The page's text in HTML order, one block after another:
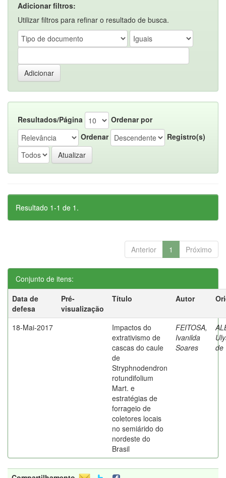
Adicionar filtros:
Utilizar filtros para refinar o resultado de busca.
Resultados/Página
Ordenar por
Ordenar
Registro(s)
Resultado 1-1 de 1.
Anterior 1 Próximo
Conjunto de itens:
Data de
defesa
Pré-
visualização
Título Autor
18-Mai-2017
Impactos do
extrativismo de
cascas do caule
de
Stryphnodendron
rotundifolium
Mart. e
estratégias de
forrageio de
coletores locais
no semiárido do
nordeste do
Brasil
FEITOSA,
Ivanilda
Soares
de